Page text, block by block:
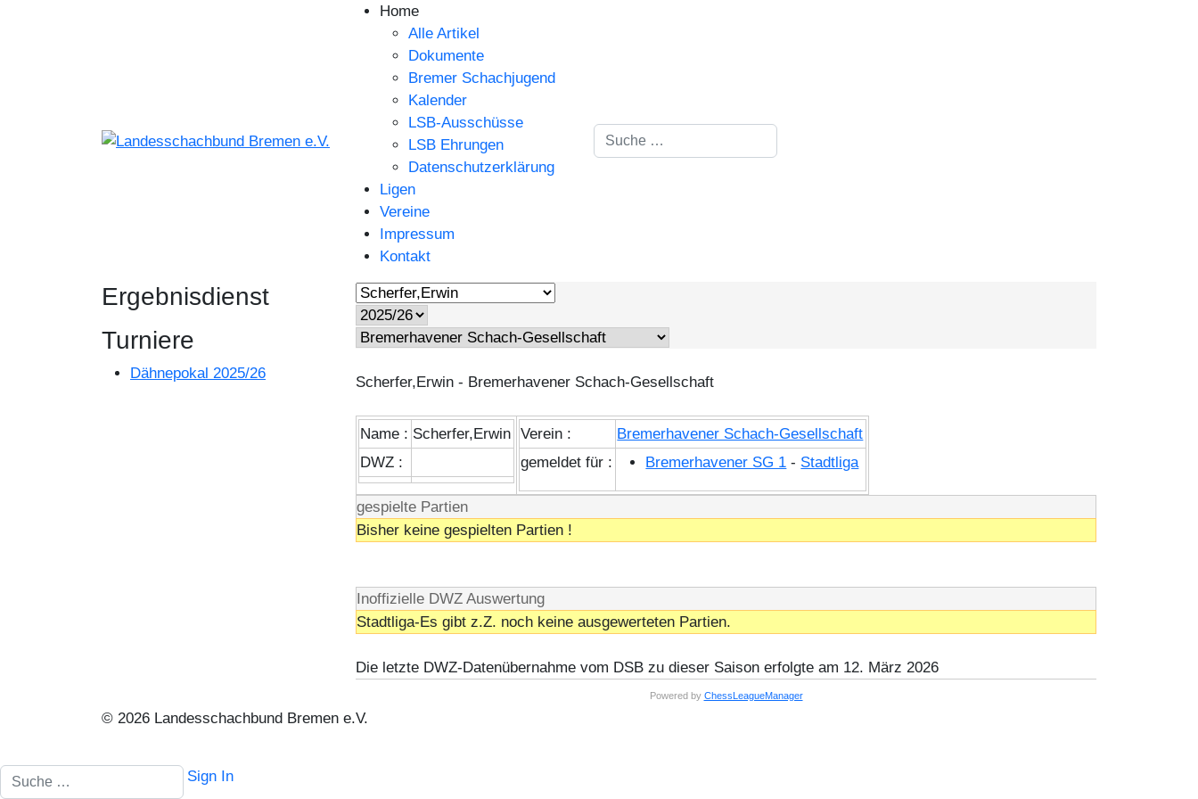
Home
Alle Artikel
Dokumente
Bremer Schachjugend
Kalender
LSB-Ausschüsse
LSB Ehrungen
Datenschutzerklärung
Ligen
Vereine
Impressum
Kontakt
Suchen
Ergebnisdienst
Turniere
Dähnepokal 2025/26
Scherfer,Erwin - Bremerhavener Schach-Gesellschaft
Name : Scherfer,Erwin
DWZ :
Verein :
Bremerhavener Schach-Gesellschaft
gemeldet für :
Bremerhavener SG 1 - Stadtliga
gespielte Partien
Bisher keine gespielten Partien !
Inoffizielle DWZ Auswertung
Stadtliga-Es gibt z.Z. noch keine ausgewerteten Partien.
Die letzte DWZ-Datenübernahme vom DSB zu dieser Saison erfolgte am 12. März 2026
Powered by ChessLeagueManager
© 2026 Landesschachbund Bremen e.V.
Suchen Sign In